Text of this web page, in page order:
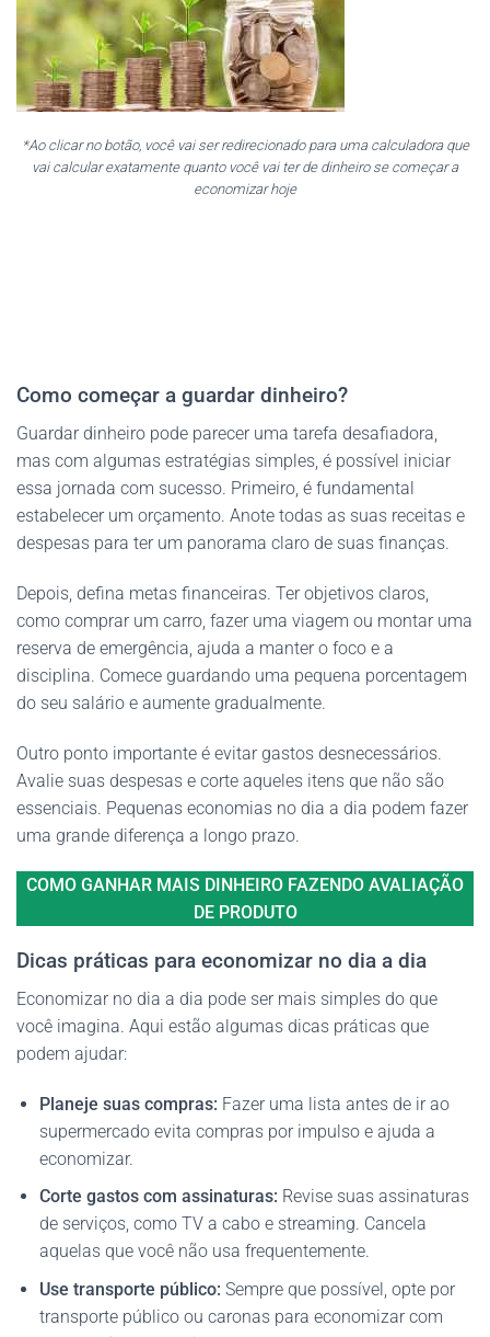
*Ao clicar no botão, você vai ser redirecionado para uma calculadora que
vai calcular exatamente quanto você vai ter de dinheiro se começar a
economizar hoje
Como começar a guardar dinheiro?
Guardar dinheiro pode parecer uma tarefa desafiadora,
mas com algumas estratégias simples, é possível iniciar
essa jornada com sucesso. Primeiro, é fundamental
estabelecer um orçamento. Anote todas as suas receitas e
despesas para ter um panorama claro de suas finanças.
Depois, defina metas financeiras. Ter objetivos claros,
como comprar um carro, fazer uma viagem ou montar uma
reserva de emergência, ajuda a manter o foco e a
disciplina. Comece guardando uma pequena porcentagem
do seu salário e aumente gradualmente.
Outro ponto importante é evitar gastos desnecessários.
Avalie suas despesas e corte aqueles itens que não são
essenciais. Pequenas economias no dia a dia podem fazer
uma grande diferença a longo prazo.
COMO GANHAR MAIS DINHEIRO FAZENDO AVALIAÇÃO
DE PRODUTO
Dicas práticas para economizar no dia a dia
Economizar no dia a dia pode ser mais simples do que
você imagina. Aqui estão algumas dicas práticas que
podem ajudar:
Planeje suas compras: Fazer uma lista antes de ir ao
supermercado evita compras por impulso e ajuda a
economizar.
Corte gastos com assinaturas: Revise suas assinaturas
de serviços, como TV a cabo e streaming. Cancela
aquelas que você não usa frequentemente.
Use transporte público: Sempre que possível, opte por
transporte público ou caronas para economizar com